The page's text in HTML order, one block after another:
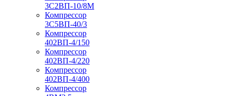
3С2ВП-10/8М
Компрессор
3С5ВП-40/3
Компрессор
402ВП-4/150
Компрессор
402ВП-4/220
Компрессор
402ВП-4/400
Компрессор